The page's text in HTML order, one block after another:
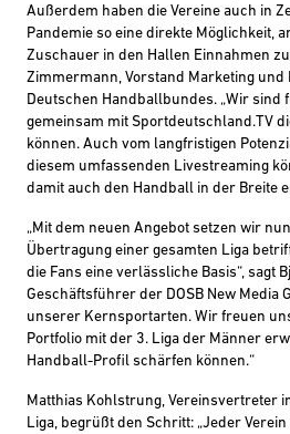
Außerdem haben die Vereine auch in
Pandemie so eine direkte Möglichkeit,
Zuschauer in den Hallen Einnahmen
Zimmermann, Vorstand Marketing und
Deutschen Handballbundes. „Wir sind
gemeinsam mit Sportdeutschland.TV
können. Auch vom langfristigen
diesem umfassenden Livestreaming
damit auch den Handball in der Breite
„Mit dem neuen Angebot setzen wir
Übertragung einer gesamten Liga
die Fans eine verlässliche Basis“, sagt
Geschäftsführer der DOSB New Media
unserer Kernsportarten. Wir freuen
Portfolio mit der 3. Liga der Männer
Handball-Profil schärfen können.“
Matthias Kohlstrung, Vereinsvertreter
Liga, begrüßt den Schritt: „Jeder